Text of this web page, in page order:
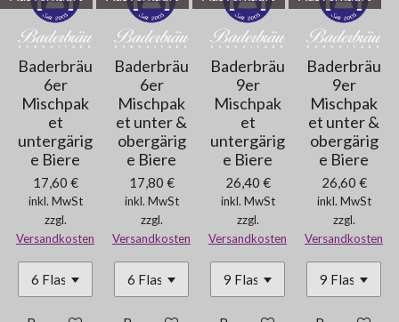
Baderbräu
6er
Mischpak
et
untergärig
e Biere
17,60 €
inkl. MwSt
zzgl.
Versandkosten
Baderbräu
6er
Mischpak
et unter &
obergärig
e Biere
17,80 €
inkl. MwSt
zzgl.
Versandkosten
Baderbräu
9er
Mischpak
et
untergärig
e Biere
26,40 €
inkl. MwSt
zzgl.
Versandkosten
Baderbräu
9er
Mischpak
et unter &
obergärig
e Biere
26,60 €
inkl. MwSt
zzgl.
Versandkosten